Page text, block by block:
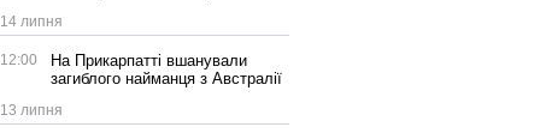
14 липня
12:00
На Прикарпатті вшанували
загиблого найманця з Австралії
13 липня